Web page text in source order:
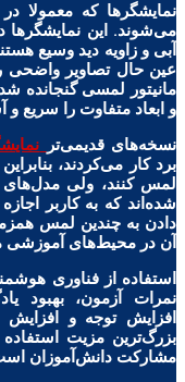
می‌شوند. این نمایشگرها
آبی و زاویه دید وسیع
عین حال تصاویر واضحی
مانیتور لمسی گنجانده
و ابعاد متفاوت را سریع و
نسخه‌های قدیمی‌تر
برد کار می‌‌کردند،
لمس کنند، ولی مدل‌های
شده‌اند که به کاربر
دادن به چندین لمس
آن در محیط‌های آموزشی
استفاده از فناوری
نمرات آزمون، بهبود
افزایش توجه و
بزرگ‌ترین مزیت استفاده
مشارکت دانش‌آموزان